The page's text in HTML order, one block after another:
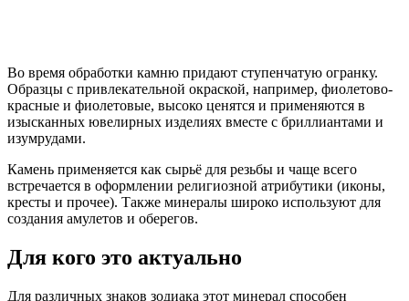
Во время обработки камню придают ступенчатую огранку.
Образцы с привлекательной окраской, например, фиолетово-
красные и фиолетовые, высоко ценятся и применяются в
изысканных ювелирных изделиях вместе с бриллиантами и
изумрудами.
Камень применяется как сырьё для резьбы и чаще всего
встречается в оформлении религиозной атрибутики (иконы,
кресты и прочее). Также минералы широко используют для
создания амулетов и оберегов.
Для кого это актуально
Для различных знаков зодиака этот минерал способен